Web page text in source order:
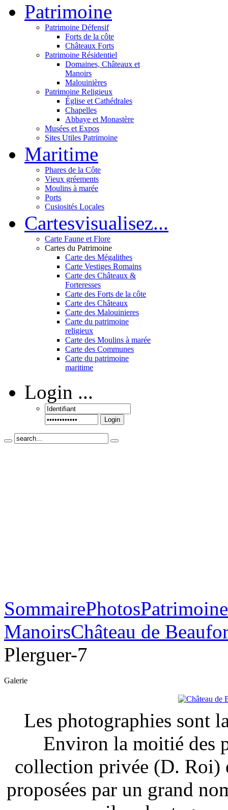
Patrimoine
Patrimoine Défensif
Forts de la côte
Châteaux Forts
Patrimoine Résidentiel
Domaines, Châteaux et
Manoirs
Malouinières
Patrimoine Religieux
Église et Cathédrales
Chapelles
Abbaye et Monastère
Musées et Expos
Sites Utiles Patrimoine
Maritime
Phares de la Côte
Vieux gréements
Moulins à marée
Ports
Cusiosités Locales
Cartesvisualisez...
Carte Faune et Flore
Cartes du Patrimoine
Carte des Mégalithes
Carte Vestiges Romains
Carte des Châteaux &
Forteresses
Carte des Forts de la côte
Carte des Châteaux
Carte des Malouinieres
Carte du patrimoine
religieux
Carte des Moulins à marée
Carte des Communes
Carte du patrimoine
maritime
Login ...
Login
SommairePhotos
ManoirsChâteau de
Plerguer-7
Galerie
Les photographies sont
Environ la moitié des
collection privée (D. Roi)
proposées par un grand